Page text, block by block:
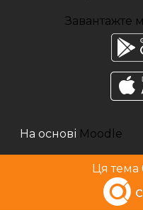
Завантажте
На основі Moodle
Ця тема